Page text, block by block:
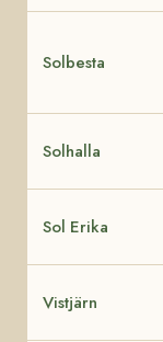
Solbesta
Solhalla
Sol Erika
Vistjärn